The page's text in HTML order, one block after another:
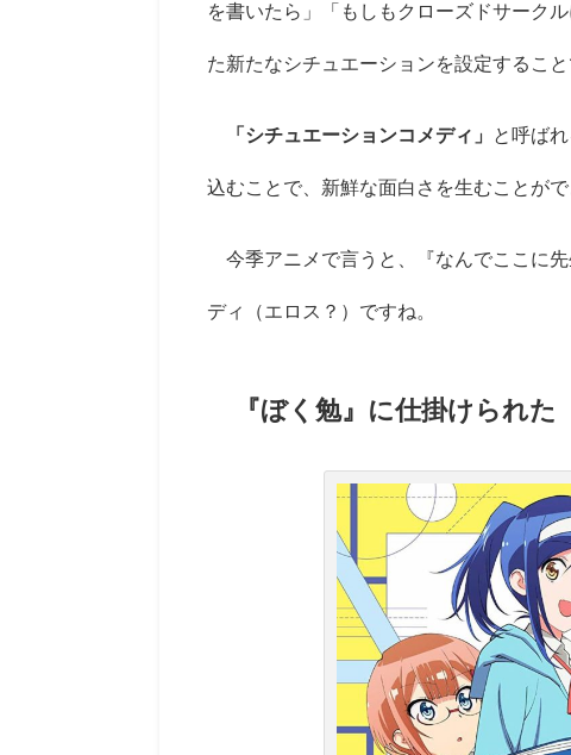
を書いたら」「もしもクローズドサーク
た新たなシチュエーションを設定するこ
「シチュエーションコメディ」 と呼ば
込むことで、新鮮な面白さを生むことがで
今季アニメで言うと、『なんでここに
ディ（エロス？）ですね。
『ぼく勉』に仕掛けられた